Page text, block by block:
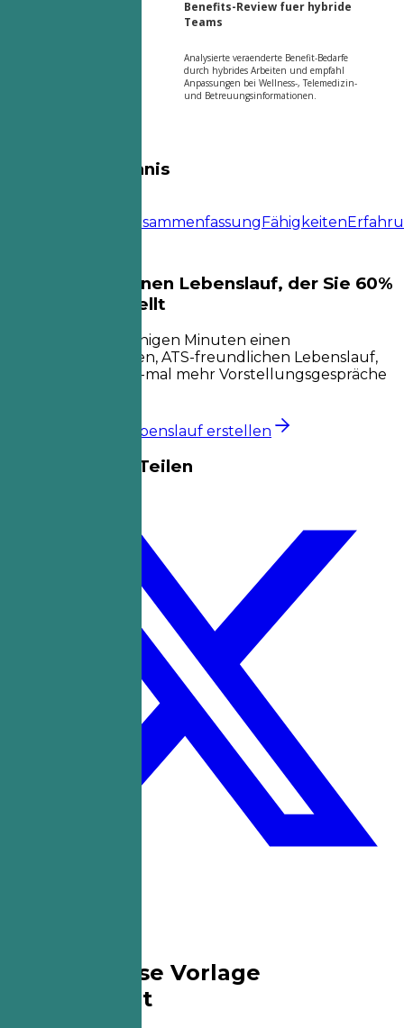
Benefits-Review fuer hybride
Teams
Analysierte veraenderte Benefit-Bedarfe
durch hybrides Arbeiten und empfahl
Anpassungen bei Wellness-, Telemedizin-
und Betreuungsinformationen.
Inhaltsverzeichnis
Zusammenfassung Fähigkeiten
Erstellen Sie einen Lebenslauf, der Sie 60%
schneller einstellt
Erstellen Sie in wenigen Minuten einen
maßgeschneiderten, ATS-freundlichen Lebenslauf,
der nachweislich 6-mal mehr Vorstellungsgespräche
Einen besseren Lebenslauf erstellen
Diese Vorlage Teilen
Warum Diese Vorlage
Funktioniert